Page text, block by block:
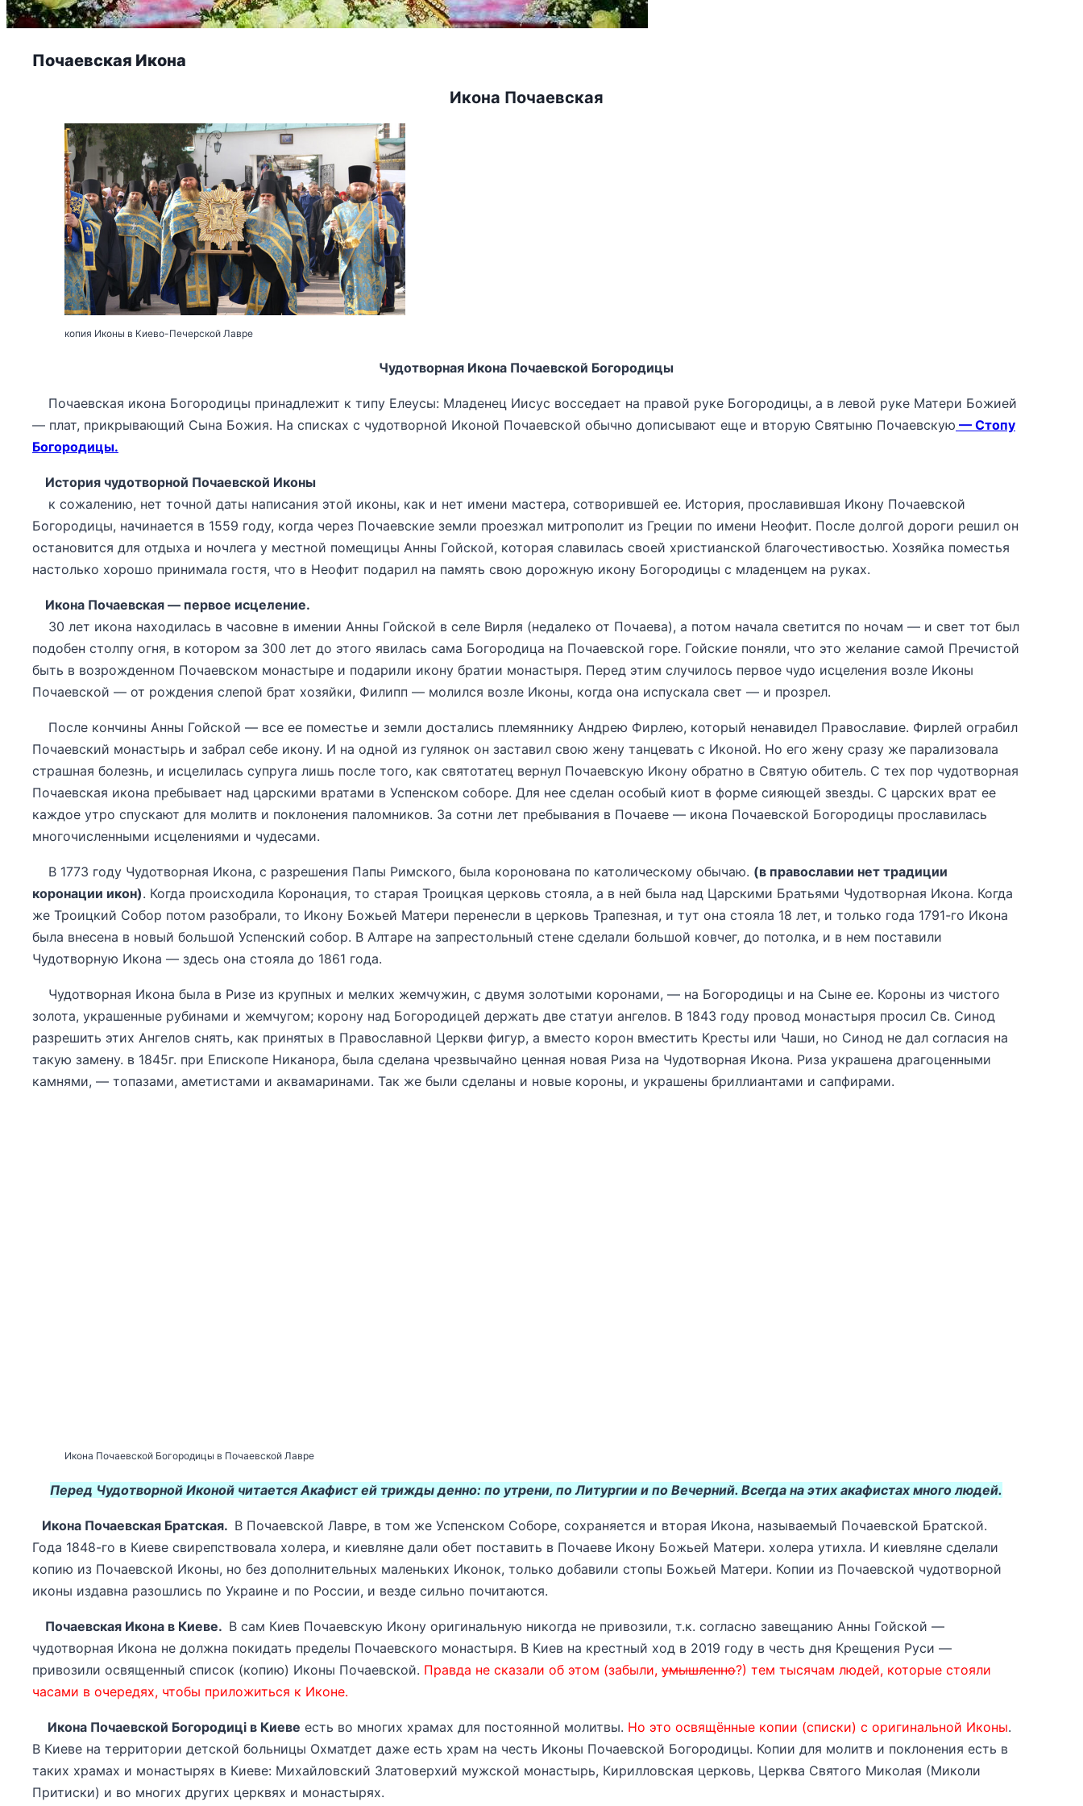
Почаевская Икона
Икона Почаевская
копия Иконы в Киево-Печерской Лавре
Чудотворная Икона Почаевской Богородицы
Почаевская икона Богородицы принадлежит к типу Елеусы: Младенец Иисус восседает на правой руке Богородицы, а в левой руке Матери Божией
— плат, прикрывающий Сына Божия. На списках с чудотворной Иконой Почаевской обычно дописывают еще и вторую Святыню Почаевскую — Стопу
Богородицы.
История чудотворной Почаевской Иконы
к сожалению, нет точной даты написания этой иконы, как и нет имени мастера, сотворившей ее. История, прославившая Икону Почаевской
Богородицы, начинается в 1559 году, когда через Почаевские земли проезжал митрополит из Греции по имени Неофит. После долгой дороги решил он
остановится для отдыха и ночлега у местной помещицы Анны Гойской, которая славилась своей христианской благочестивостью. Хозяйка поместья
настолько хорошо принимала гостя, что в Неофит подарил на память свою дорожную икону Богородицы с младенцем на руках.
Икона Почаевская — первое исцеление.
30 лет икона находилась в часовне в имении Анны Гойской в селе Вирля (недалеко от Почаева), а потом начала светится по ночам — и свет тот был
подобен столпу огня, в котором за 300 лет до этого явилась сама Богородица на Почаевской горе. Гойские поняли, что это желание самой Пречистой
быть в возрожденном Почаевском монастыре и подарили икону братии монастыря. Перед этим случилось первое чудо исцеления возле Иконы
Почаевской — от рождения слепой брат хозяйки, Филипп — молился возле Иконы, когда она испускала свет — и прозрел.
После кончины Анны Гойской — все ее поместье и земли достались племяннику Андрею Фирлею, который ненавидел Православие. Фирлей ограбил
Почаевский монастырь и забрал себе икону. И на одной из гулянок он заставил свою жену танцевать с Иконой. Но его жену сразу же парализовала
страшная болезнь, и исцелилась супруга лишь после того, как святотатец вернул Почаевскую Икону обратно в Святую обитель. С тех пор чудотворная
Почаевская икона пребывает над царскими вратами в Успенском соборе. Для нее сделан особый киот в форме сияющей звезды. С царских врат ее
каждое утро спускают для молитв и поклонения паломников. За сотни лет пребывания в Почаеве — икона Почаевской Богородицы прославилась
многочисленными исцелениями и чудесами.
В 1773 году Чудотворная Икона, с разрешения Папы Римского, была коронована по католическому обычаю. (в православии нет традиции
коронации икон). Когда происходила Коронация, то старая Троицкая церковь стояла, а в ней была над Царскими Братьями Чудотворная Икона. Когда
же Троицкий Собор потом разобрали, то Икону Божьей Матери перенесли в церковь Трапезная, и тут она стояла 18 лет, и только года 1791-го Икона
была внесена в новый большой Успенский собор. В Алтаре на запрестольный стене сделали большой ковчег, до потолка, и в нем поставили
Чудотворную Икона — здесь она стояла до 1861 года.
Чудотворная Икона была в Ризе из крупных и мелких жемчужин, с двумя золотыми коронами, — на Богородицы и на Сыне ее. Короны из чистого
золота, украшенные рубинами и жемчугом; корону над Богородицей держать две статуи ангелов. В 1843 году провод монастыря просил Св. Синод
разрешить этих Ангелов снять, как принятых в Православной Церкви фигур, а вместо корон вместить Кресты или Чаши, но Синод не дал согласия на
такую ​​замену. в 1845г. при Епископе Никанора, была сделана чрезвычайно ценная новая Риза на Чудотворная Икона. Риза украшена драгоценными
камнями, — топазами, аметистами и аквамаринами. Так же были сделаны и новые короны, и украшены бриллиантами и сапфирами.
Икона Почаевской Богородицы в Почаевской Лавре
Перед Чудотворной Иконой читается Акафист ей трижды денно: по утрени, по Литургии и по Вечерний. Всегда на этих акафистах много людей.
Икона Почаевская Братская. В Почаевской Лавре, в том же Успенском Соборе, сохраняется и вторая Икона, называемый Почаевской Братской.
Года 1848-го в Киеве свирепствовала холера, и киевляне дали обет поставить в Почаеве Икону Божьей Матери. холера утихла. И киевляне сделали
копию из Почаевской Иконы, но без дополнительных маленьких Иконок, только добавили стопы Божьей Матери. Копии из Почаевской чудотворной
иконы издавна разошлись по Украине и по России, и везде сильно почитаются.
Почаевская Икона в Киеве. В сам Киев Почаевскую Икону оригинальную никогда не привозили, т.к. согласно завещанию Анны Гойской —
чудотворная Икона не должна покидать пределы Почаевского монастыря. В Киев на крестный ход в 2019 году в честь дня Крещения Руси —
привозили освященный список (копию) Иконы Почаевской. Правда не сказали об этом (забыли, умышленно?) тем тысячам людей, которые стояли
часами в очередях, чтобы приложиться к Иконе.
Икона Почаевской Богородиці в Киеве есть во многих храмах для постоянной молитвы. Но это освящённые копии (списки) с оригинальной Иконы.
В Киеве на территории детской больницы Охматдет даже есть храм на честь Иконы Почаевской Богородицы. Копии для молитв и поклонения есть в
таких храмах и монастырях в Киеве: Михайловский Златоверхий мужской монастырь, Кирилловская церковь, Церква Святого Миколая (Миколи
Притиски) и во многих других церквях и монастырях.